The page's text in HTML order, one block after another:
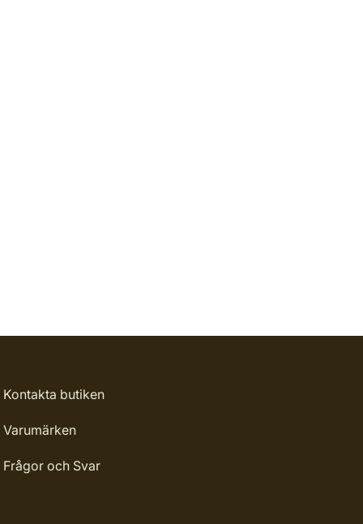
Kontakta butiken
Varumärken
Frågor och Svar